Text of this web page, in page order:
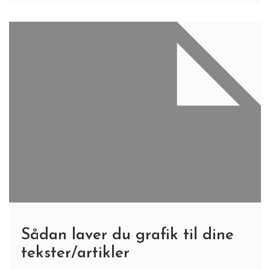
Sådan laver du grafik til dine
tekster/artikler